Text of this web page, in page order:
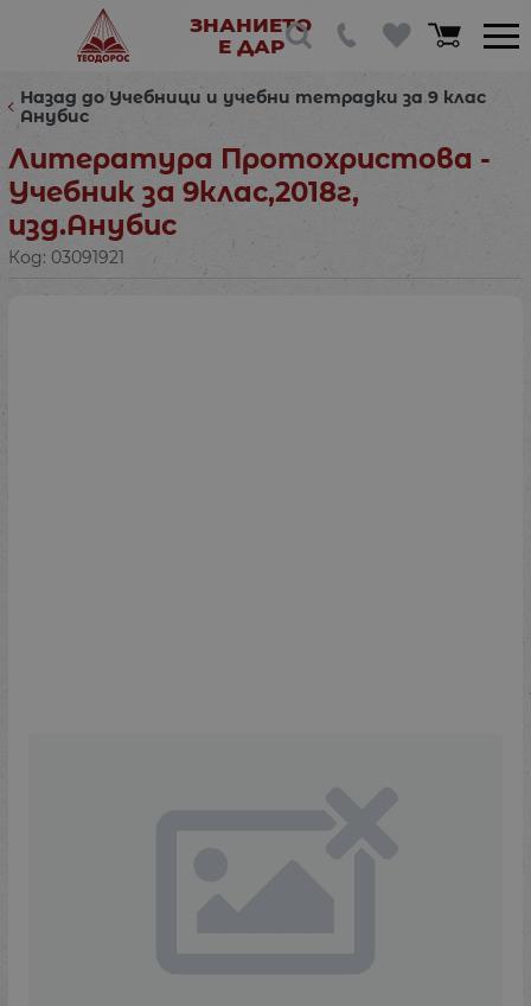
ЗНАНИЕТО
Е ДАР
Назад до Учебници и учебни тетрадки за 9 клас
Анубис
Литература Протохристова -
Учебник за 9клас,2018г,
изд.Анубис
Код: 03091921